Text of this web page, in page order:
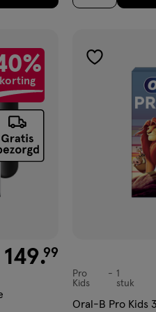
korting
voor € 149.99
149.99
toevoegen
verlanglijst
Pro
Pro
Kids
1
stuk
Oral-B Pro Kids